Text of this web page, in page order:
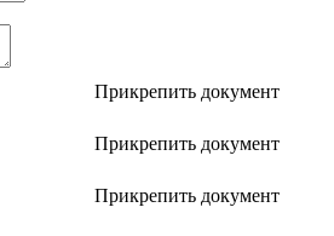
Прикрепить документ
Прикрепить документ
Прикрепить документ